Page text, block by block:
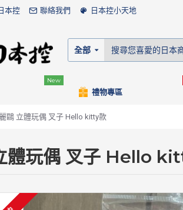
本控 聯絡我們 日本控小天地
全部
New
禮物專區
鷗 立體玩偶 叉子 Hello kitty款
體玩偶 叉子 Hello